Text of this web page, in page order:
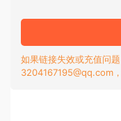
如果链接失效或充值问
3204167195@qq.com